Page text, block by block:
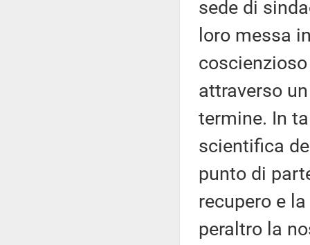
sede di
loro messa
attraverso
termine. In
scientifica
punto di
recupero e
peraltro la